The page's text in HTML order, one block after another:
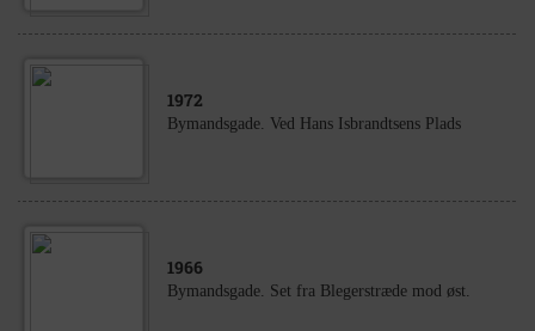
1972
Bymandsgade. Ved Hans Isbrandtsens Plads
1966
Bymandsgade. Set fra Blegerstræde mod øst.